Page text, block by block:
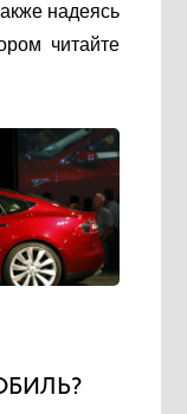
надеясь
читайте